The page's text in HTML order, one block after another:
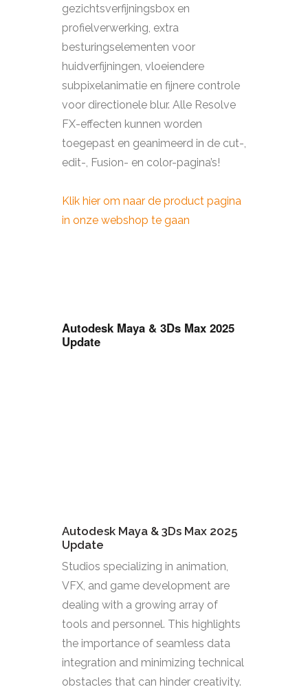
gezichtsverfijningsbox en
profielverwerking, extra
besturingselementen voor
huidverfijningen, vloeiendere
subpixelanimatie en fijnere controle
voor directionele blur. Alle Resolve
FX-effecten kunnen worden
toegepast en geanimeerd in de cut-,
edit-, Fusion- en color-pagina’s!
Klik hier om naar de product pagina
in onze webshop te gaan
Autodesk Maya & 3Ds Max 2025
Update
Autodesk Maya & 3Ds Max 2025
Update
Studios specializing in animation,
VFX, and game development are
dealing with a growing array of
tools and personnel. This highlights
the importance of seamless data
integration and minimizing technical
obstacles that can hinder creativity.